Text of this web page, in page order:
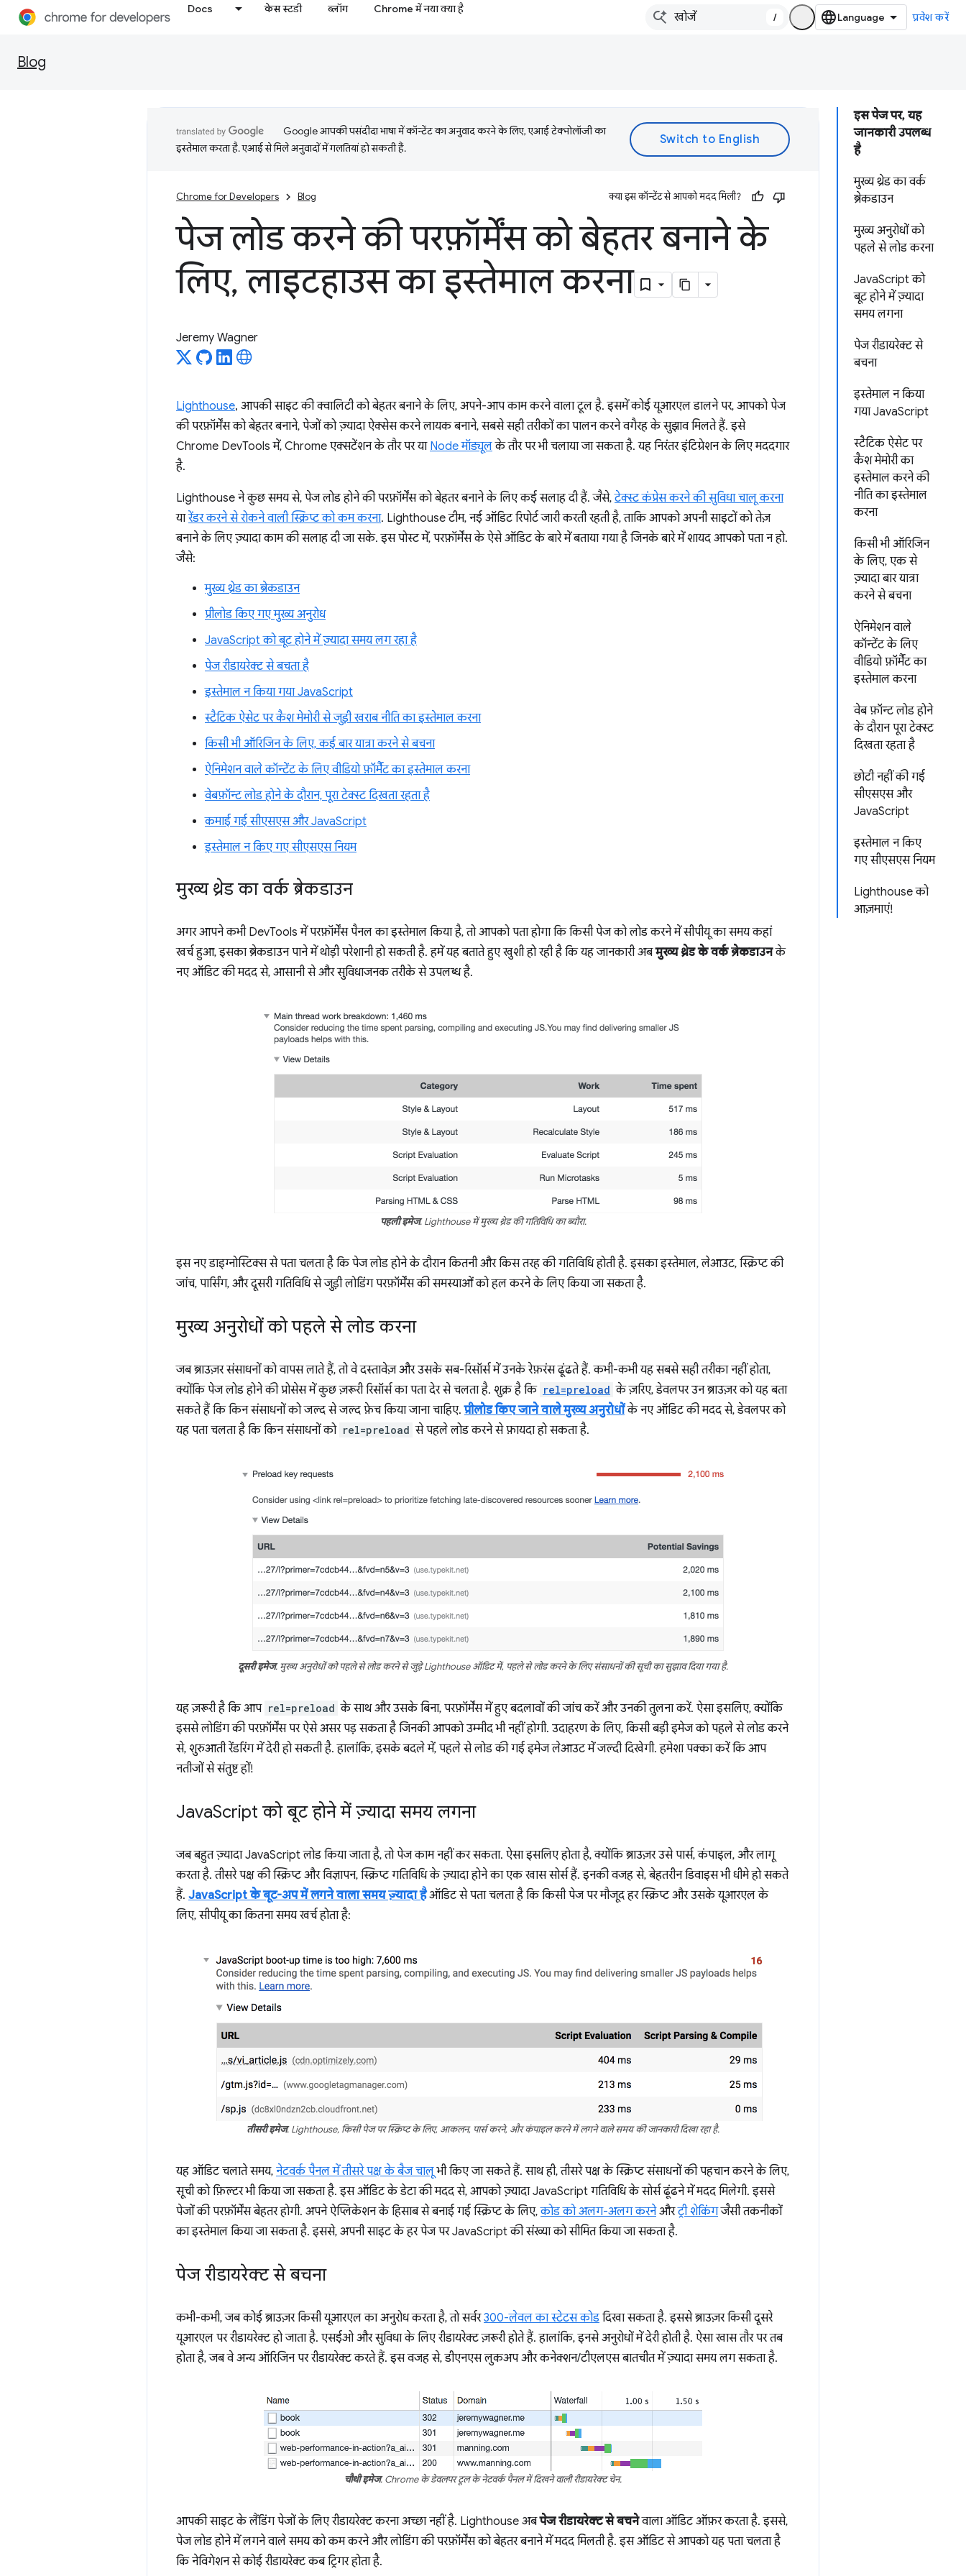
Docs केस स्टडी ब्लॉग Chrome में नया क्या है
/ प्रवेश करें
Blog
इस पेज पर, यह
जानकारी उपलब्ध
है
मुख्य थ्रेड का वर्क
ब्रेकडाउन
मुख्य अनुरोधों को
पहले से लोड करना
JavaScript को
बूट होने में ज़्यादा
समय लगना
पेज रीडायरेक्ट से
बचना
इस्तेमाल न किया
गया JavaScript
स्टैटिक ऐसेट पर
कैश मेमोरी का
इस्तेमाल करने की
नीति का इस्तेमाल
करना
किसी भी ऑरिजिन
के लिए, एक से
ज़्यादा बार यात्रा
करने से बचना
ऐनिमेशन वाले
कॉन्टेंट के लिए
वीडियो फ़ॉर्मैट का
इस्तेमाल करना
वेब फ़ॉन्ट लोड होने
के दौरान पूरा टेक्स्ट
दिखता रहता है
छोटी नहीं की गई
सीएसएस और
JavaScript
इस्तेमाल न किए
गए सीएसएस नियम
Lighthouse को
आज़माएं!
Google आपकी पसंदीदा भाषा में कॉन्टेंट का अनुवाद करने के लिए, एआई टेक्नोलॉजी का
इस्तेमाल करता है. एआई से मिले अनुवादों में गलतियां हो सकती हैं.
Chrome for Developers Blog क्या इस कॉन्टेंट से आपको मदद मिली?
पेज लोड करने की परफ़ॉर्मेंस को बेहतर बनाने के
लिए, लाइटहाउस का इस्तेमाल करना
Jeremy Wagner
Lighthouse, आपकी साइट की क्वालिटी को बेहतर बनाने के लिए, अपने-आप काम करने वाला टूल है. इसमें कोई यूआरएल डालने पर, आपको पेज
की परफ़ॉर्मेंस को बेहतर बनाने, पेजों को ज़्यादा ऐक्सेस करने लायक बनाने, सबसे सही तरीकों का पालन करने वगैरह के सुझाव मिलते हैं. इसे
Chrome DevTools में, Chrome एक्सटेंशन के तौर पर या Node मॉड्यूलके तौर पर भी चलाया जा सकता है. यह निरंतर इंटिग्रेशन के लिए मददगार
है.
Lighthouse ने कुछ समय से, पेज लोड होने की परफ़ॉर्मेंस को बेहतर बनाने के लिए कई सलाह दी हैं. जैसे,टेक्स्ट कंप्रेस करने की सुविधा चालू करना
यारेंडर करने से रोकने वाली स्क्रिप्ट को कम करना. Lighthouse टीम, नई ऑडिट रिपोर्ट जारी करती रहती है, ताकि आपको अपनी साइटों को तेज़
बनाने के लिए ज़्यादा काम की सलाह दी जा सके. इस पोस्ट में, परफ़ॉर्मेंस के ऐसे ऑडिट के बारे में बताया गया है जिनके बारे में शायद आपको पता न हो.
जैसे:
मुख्य थ्रेड का ब्रेकडाउन
प्रीलोड किए गए मुख्य अनुरोध
JavaScript को बूट होने में ज़्यादा समय लग रहा है
पेज रीडायरेक्ट से बचता है
इस्तेमाल न किया गया JavaScript
स्टैटिक ऐसेट पर कैश मेमोरी से जुड़ी खराब नीति का इस्तेमाल करना
किसी भी ऑरिजिन के लिए, कई बार यात्रा करने से बचना
ऐनिमेशन वाले कॉन्टेंट के लिए वीडियो फ़ॉर्मैट का इस्तेमाल करना
वेबफ़ॉन्ट लोड होने के दौरान, पूरा टेक्स्ट दिखता रहता है
कमाई गई सीएसएस और JavaScript
इस्तेमाल न किए गए सीएसएस नियम
मुख्य थ्रेड का वर्क ब्रेकडाउन
अगर आपने कभी DevTools में परफ़ॉर्मेंस पैनल का इस्तेमाल किया है, तो आपको पता होगा कि किसी पेज को लोड करने में सीपीयू का समय कहां
खर्च हुआ, इसका ब्रेकडाउन पाने में थोड़ी परेशानी हो सकती है. हमें यह बताते हुए खुशी हो रही है कि यह जानकारी अबमुख्य थ्रेड के वर्क ब्रेकडाउनके
नए ऑडिट की मदद से, आसानी से और सुविधाजनक तरीके से उपलब्ध है.
पहली इमेज. Lighthouse में मुख्य थ्रेड की गतिविधि का ब्यौरा.
इस नए डाइग्नोस्टिक्स से पता चलता है कि पेज लोड होने के दौरान कितनी और किस तरह की गतिविधि होती है. इसका इस्तेमाल, लेआउट, स्क्रिप्ट की
जांच, पार्सिंग, और दूसरी गतिविधि से जुड़ी लोडिंग परफ़ॉर्मेंस की समस्याओं को हल करने के लिए किया जा सकता है.
मुख्य अनुरोधों को पहले से लोड करना
जब ब्राउज़र संसाधनों को वापस लाते हैं, तो वे दस्तावेज़ और उसके सब-रिसॉर्स में उनके रेफ़रंस ढूंढते हैं. कभी-कभी यह सबसे सही तरीका नहीं होता,
क्योंकि पेज लोड होने की प्रोसेस में कुछ ज़रूरी रिसॉर्स का पता देर से चलता है. शुक्र है कि rel=preload के ज़रिए, डेवलपर उन ब्राउज़र को यह बता
सकते हैं कि किन संसाधनों को जल्द से जल्द फ़ेच किया जाना चाहिए.प्रीलोड किए जाने वाले मुख्य अनुरोधोंके नए ऑडिट की मदद से, डेवलपर को
यह पता चलता है कि किन संसाधनों को rel=preload से पहले लोड करने से फ़ायदा हो सकता है.
दूसरी इमेज. मुख्य अनुरोधों को पहले से लोड करने से जुड़े Lighthouse ऑडिट में, पहले से लोड करने के लिए संसाधनों की सूची का सुझाव दिया गया है.
यह ज़रूरी है कि आप rel=preload के साथ और उसके बिना, परफ़ॉर्मेंस में हुए बदलावों की जांच करें और उनकी तुलना करें. ऐसा इसलिए, क्योंकि
इससे लोडिंग की परफ़ॉर्मेंस पर ऐसे असर पड़ सकता है जिनकी आपको उम्मीद भी नहीं होगी. उदाहरण के लिए, किसी बड़ी इमेज को पहले से लोड करने
से, शुरुआती रेंडरिंग में देरी हो सकती है. हालांकि, इसके बदले में, पहले से लोड की गई इमेज लेआउट में जल्दी दिखेगी. हमेशा पक्का करें कि आप
नतीजों से संतुष्ट हों!
JavaScript को बूट होने में ज़्यादा समय लगना
जब बहुत ज़्यादा JavaScript लोड किया जाता है, तो पेज काम नहीं कर सकता. ऐसा इसलिए होता है, क्योंकि ब्राउज़र उसे पार्स, कंपाइल, और लागू
करता है. तीसरे पक्ष की स्क्रिप्ट और विज्ञापन, स्क्रिप्ट गतिविधि के ज़्यादा होने का एक खास सोर्स हैं. इनकी वजह से, बेहतरीन डिवाइस भी धीमे हो सकते
हैं. JavaScript के बूट-अप में लगने वाला समय ज़्यादा हैऑडिट से पता चलता है कि किसी पेज पर मौजूद हर स्क्रिप्ट और उसके यूआरएल के
लिए, सीपीयू का कितना समय खर्च होता है:
तीसरी इमेज. Lighthouse, किसी पेज पर स्क्रिप्ट के लिए, आकलन, पार्स करने, और कंपाइल करने में लगने वाले समय की जानकारी दिखा रहा है.
यह ऑडिट चलाते समय, नेटवर्क पैनल में तीसरे पक्ष के बैज चालूभी किए जा सकते हैं. साथ ही, तीसरे पक्ष के स्क्रिप्ट संसाधनों की पहचान करने के लिए,
सूची को फ़िल्टर भी किया जा सकता है. इस ऑडिट के डेटा की मदद से, आपको ज़्यादा JavaScript गतिविधि के सोर्स ढूंढने में मदद मिलेगी. इससे
पेजों की परफ़ॉर्मेंस बेहतर होगी. अपने ऐप्लिकेशन के हिसाब से बनाई गई स्क्रिप्ट के लिए,कोड को अलग-अलग करनेऔरट्री शेकिंगजैसी तकनीकों
का इस्तेमाल किया जा सकता है. इससे, अपनी साइट के हर पेज पर JavaScript की संख्या को सीमित किया जा सकता है.
पेज रीडायरेक्ट से बचना
कभी-कभी, जब कोई ब्राउज़र किसी यूआरएल का अनुरोध करता है, तो सर्वर300-लेवल का स्टेटस कोड दिखा सकता है. इससे ब्राउज़र किसी दूसरे
यूआरएल पर रीडायरेक्ट हो जाता है. एसईओ और सुविधा के लिए रीडायरेक्ट ज़रूरी होते हैं. हालांकि, इनसे अनुरोधों में देरी होती है. ऐसा खास तौर पर तब
होता है, जब वे अन्य ऑरिजिन पर रीडायरेक्ट करते हैं. इस वजह से, डीएनएस लुकअप और कनेक्शन/टीएलएस बातचीत में ज़्यादा समय लग सकता है.
चौथी इमेज. Chrome के डेवलपर टूल के नेटवर्क पैनल में दिखने वाली रीडायरेक्ट चेन.
आपकी साइट के लैंडिंग पेजों के लिए रीडायरेक्ट करना अच्छा नहीं है. Lighthouse अबपेज रीडायरेक्ट से बचनेवाला ऑडिट ऑफ़र करता है. इससे,
पेज लोड होने में लगने वाले समय को कम करने और लोडिंग की परफ़ॉर्मेंस को बेहतर बनाने में मदद मिलती है. इस ऑडिट से आपको यह पता चलता है
कि नेविगेशन से कोई रीडायरेक्ट कब ट्रिगर होता है.